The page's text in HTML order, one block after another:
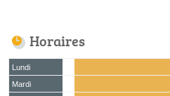
Horaires
Lundi
Mardi